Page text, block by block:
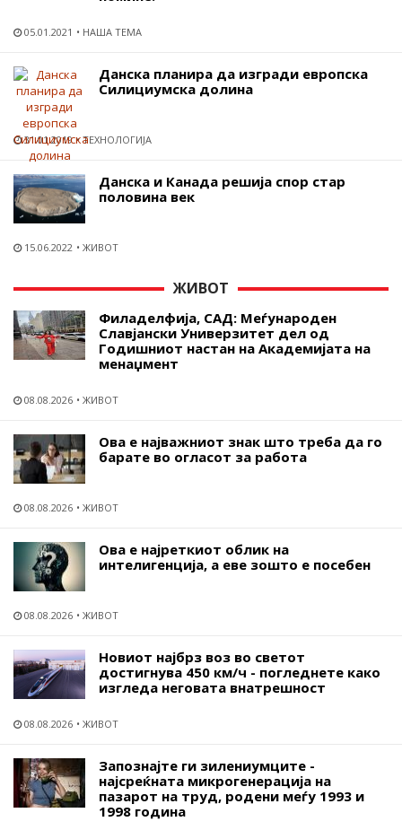
05.01.2021 НАША ТЕМА
Данска планира да изгради европска
Силициумска долина
31.01.2019 ТЕХНОЛОГИЈА
Данска и Канада решија спор стар
половина век
15.06.2022 ЖИВОТ
ЖИВОТ
Филаделфија, САД: Меѓународен
Славјански Универзитет дел од
Годишниот настан на Академијата на
менаџмент
08.08.2026 ЖИВОТ
Ова е најважниот знак што треба да го
барате во огласот за работа
08.08.2026 ЖИВОТ
Ова е најреткиот облик на
интелигенција, а еве зошто е посебен
08.08.2026 ЖИВОТ
Новиот најбрз воз во светот
достигнува 450 км/ч - погледнете како
изгледа неговата внатрешност
08.08.2026 ЖИВОТ
Запознајте ги зилениумците -
најсреќната микрогенерација на
пазарот на труд, родени меѓу 1993 и
1998 година